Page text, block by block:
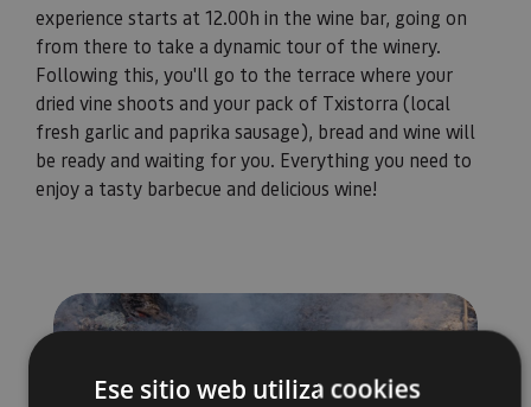
experience starts at 12.00h in the wine bar, going on
from there to take a dynamic tour of the winery.
Following this, you'll go to the terrace where your
dried vine shoots and your pack of Txistorra (local
fresh garlic and paprika sausage), bread and wine will
be ready and waiting for you. Everything you need to
enjoy a tasty barbecue and delicious wine!
Ese sitio web utiliza cookies